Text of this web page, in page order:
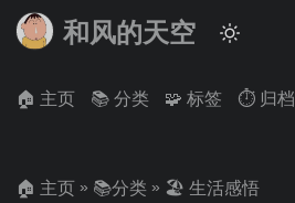
和风的天空
🏠 主页 📚 分类 🧩 标签 ⏱ 归档
🏠 主页 » 📚分类 » 🏖 生活感悟